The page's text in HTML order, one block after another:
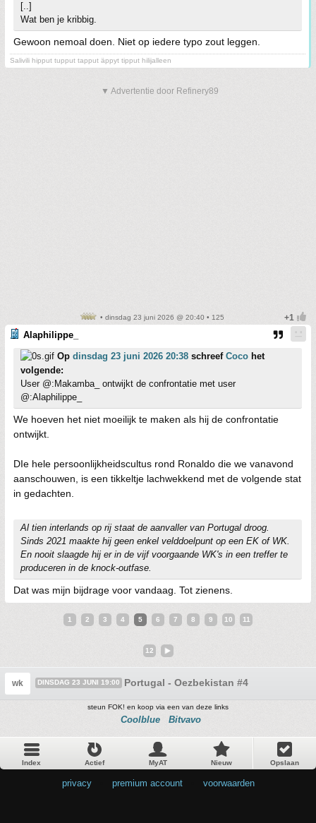
[..]
Wat ben je kribbig.
Gewoon nemoal doen. Niet op iedere typo zout leggen.
Salivili hipput tupput tapput äppyt tipput hilijalleen
▼ Advertentie door Refinery89
• dinsdag 23 juni 2026 @ 20:40 • 125
Alaphilippe_
Op dinsdag 23 juni 2026 20:38 schreef Coco het
volgende:
User @:Makamba_ ontwijkt de confrontatie met user
@:Alaphilippe_
We hoeven het niet moeilijk te maken als hij de confrontatie
ontwijkt.
DIe hele persoonlijkheidscultus rond Ronaldo die we vanavond
aanschouwen, is een tikkeltje lachwekkend met de volgende stat
in gedachten.
Al tien interlands op rij staat de aanvaller van Portugal droog.
Sinds 2021 maakte hij geen enkel velddoelpunt op een EK of WK.
En nooit slaagde hij er in de vijf voorgaande WK's in een treffer te
produceren in de knock-outfase.
Dat was mijn bijdrage voor vandaag. Tot zienens.
1 2 3 4 5 6 7 8 9 10 11
12
wk DINSDAG 23 JUNI 19:00 Portugal - Oezbekistan #4
steun FOK! en koop via een van deze links
Coolblue Bitvavo
Index Actief MyAT Nieuw Opslaan
privacy premium account voorwaarden